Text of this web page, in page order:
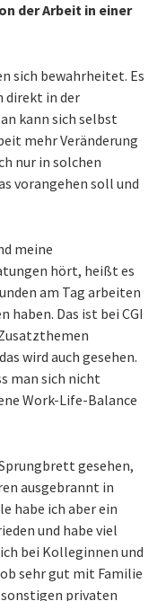
der Arbeit in einer
sich bewahrheitet. Es
direkt in der
kann sich selbst
mehr Veränderung
nur in solchen
vorangehen soll und
meine
hört, heißt es
am Tag arbeiten
haben. Das ist bei CGI
wird auch gesehen.
man sich nicht
Work-Life-Balance
gesehen,
ausgebrannt in
habe ich aber ein
und habe viel
bei Kolleginnen und
sehr gut mit Familie
privaten